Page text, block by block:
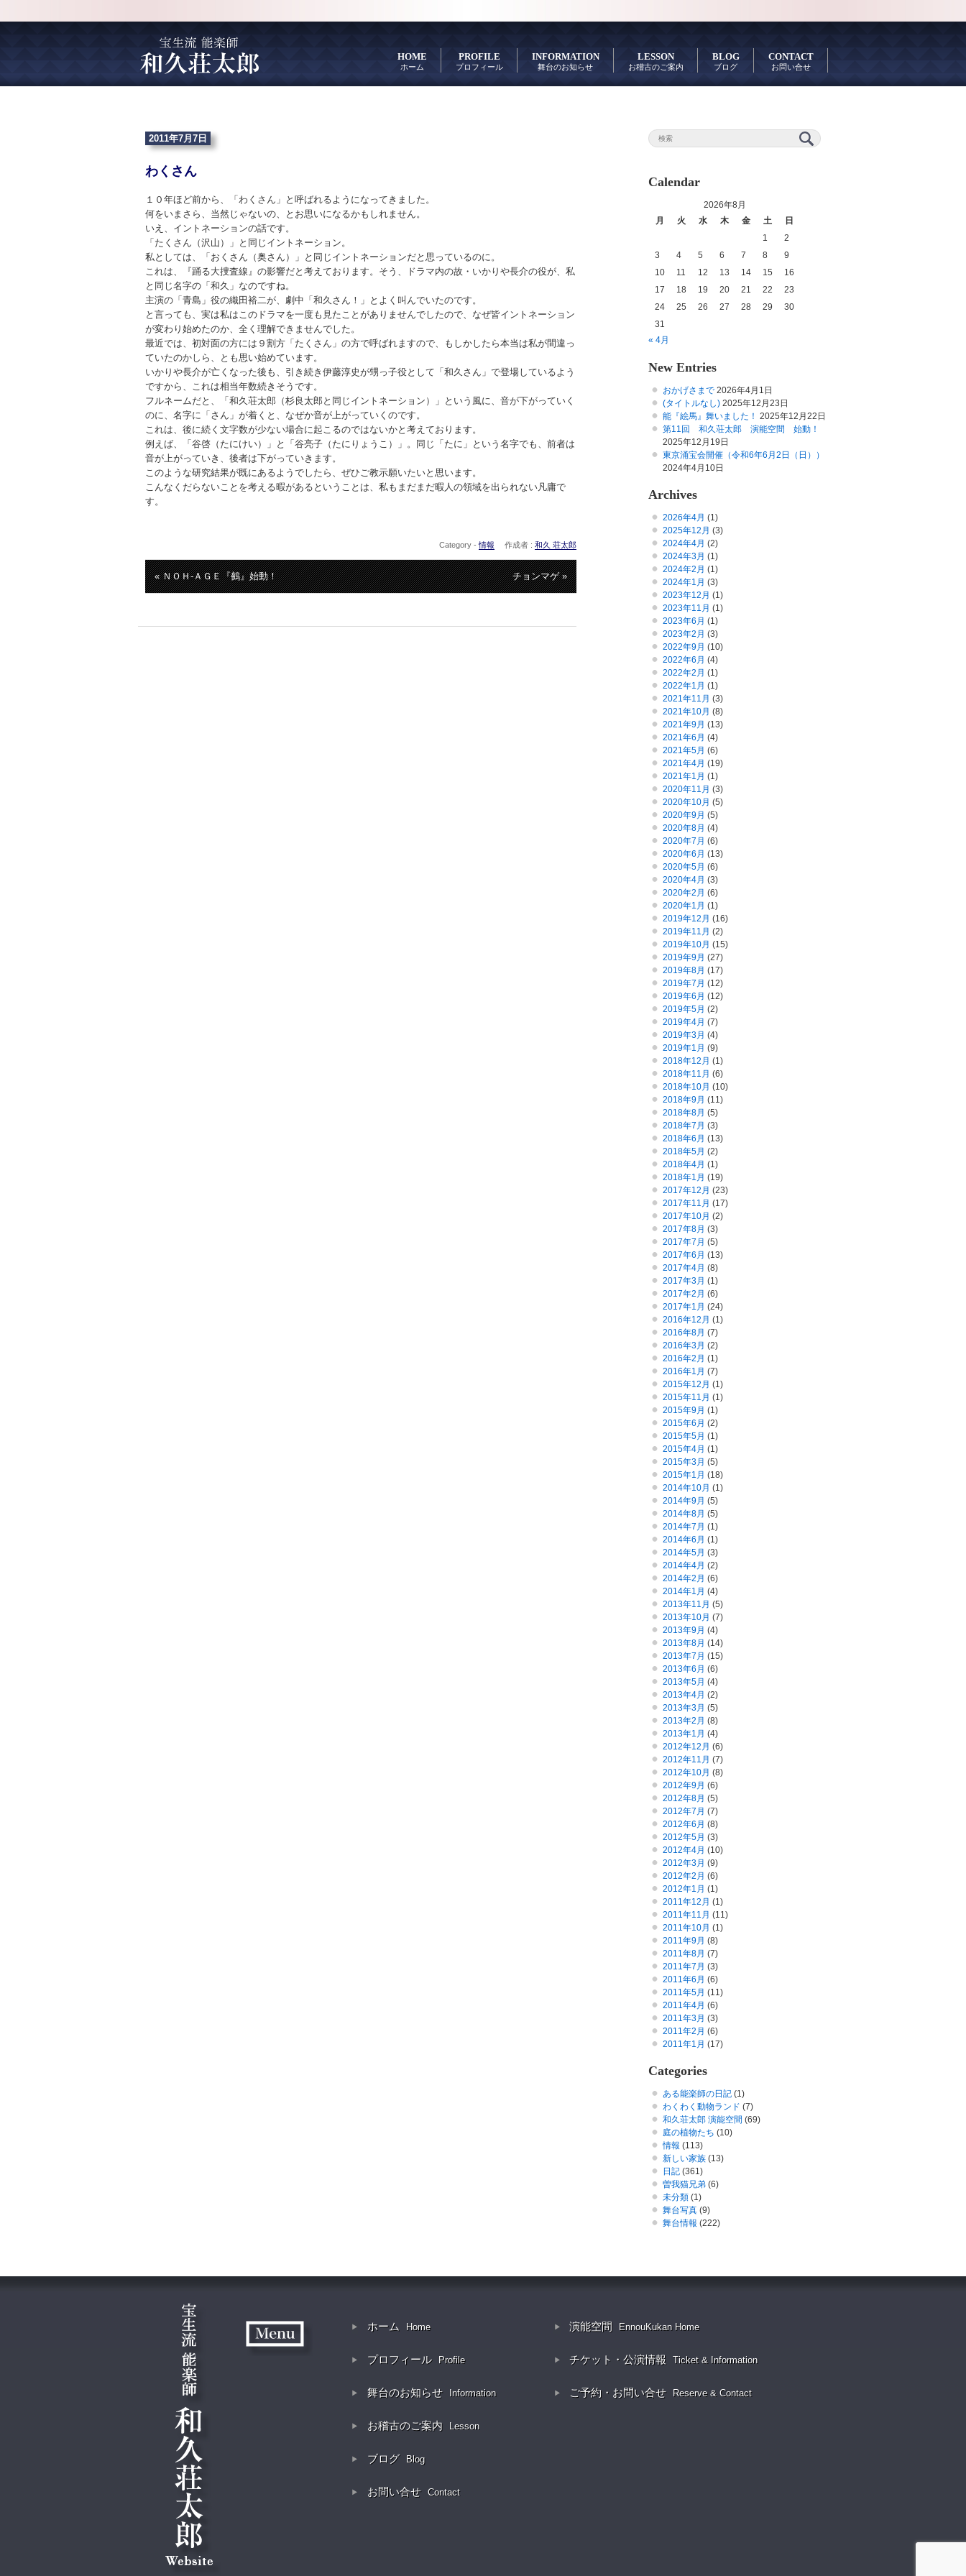
HOME
ホーム
PROFILE
プロフィール
INFORMATION
舞台のお知らせ
LESSON
お稽古のご案内
BLOG
ブログ
CONTACT
お問い合せ
2011年7月7日
わくさん
１０年ほど前から、「わくさん」と呼ばれるようになってきました。
何をいまさら、当然じゃないの、とお思いになるかもしれません。
いえ、イントネーションの話です。
「たくさん（沢山）」と同じイントネーション。
私としては、「おくさん（奥さん）」と同じイントネーションだと思っているのに。
これは、『踊る大捜査線』の影響だと考えております。そう、ドラマ内の故・いかりや長介の役が、私
と同じ名字の「和久」なのですね。
主演の「青島」役の織田裕二が、劇中「和久さん！」とよく叫んでいたのです。
と言っても、実は私はこのドラマを一度も見たことがありませんでしたので、なぜ皆イントネーション
が変わり始めたのか、全く理解できませんでした。
最近では、初対面の方には９割方「たくさん」の方で呼ばれますので、もしかしたら本当は私が間違っ
ていたのかしら、とも思い始めています。
いかりや長介が亡くなった後も、引き続き伊藤淳史が甥っ子役として「和久さん」で登場しているよう
ですから、これは相当年数続きそうです。
フルネームだと、「和久荘太郎（杉良太郎と同じイントネーション）」という風に、音が下がっていく
のに、名字に「さん」が着くと、なぜか音が上がっていくのです。
これは、後に続く文字数が少ない場合に起こるのではないかと考えております。
例えば、「谷啓（たにけい）」と「谷亮子（たにりょうこ）」。同じ「たに」という名字でも、前者は
音が上がっていき、後者は下がっていきます。
このような研究結果が既にあるようでしたら、ぜひご教示願いたいと思います。
こんなくだらないことを考える暇があるということは、私もまだまだ暇人の領域を出られない凡庸で
す。
Category -情報 作成者 : 和久 荘太郎
« ＮＯＨ-ＡＧＥ『鵺』始動！ チョンマゲ »
Calendar
2026年8月
月
火 水 木 金 土
日
1
2
3
4 5 6 7 8
9
10
11 12 13 14 15
16
17
18 19 20 21 22
23
24
25 26 27 28 29
30
31
« 4月
New Entries
おかげさまで 2026年4月1日
(タイトルなし) 2025年12月23日
能『絵馬』舞いました！ 2025年12月22日
第11回 和久荘太郎 演能空間 始動！
2025年12月19日
東京涌宝会開催（令和6年6月2日（日））
2024年4月10日
Archives
2026年4月 (1)
2025年12月 (3)
2024年4月 (2)
2024年3月 (1)
2024年2月 (1)
2024年1月 (3)
2023年12月 (1)
2023年11月 (1)
2023年6月 (1)
2023年2月 (3)
2022年9月 (10)
2022年6月 (4)
2022年2月 (1)
2022年1月 (1)
2021年11月 (3)
2021年10月 (8)
2021年9月 (13)
2021年6月 (4)
2021年5月 (6)
2021年4月 (19)
2021年1月 (1)
2020年11月 (3)
2020年10月 (5)
2020年9月 (5)
2020年8月 (4)
2020年7月 (6)
2020年6月 (13)
2020年5月 (6)
2020年4月 (3)
2020年2月 (6)
2020年1月 (1)
2019年12月 (16)
2019年11月 (2)
2019年10月 (15)
2019年9月 (27)
2019年8月 (17)
2019年7月 (12)
2019年6月 (12)
2019年5月 (2)
2019年4月 (7)
2019年3月 (4)
2019年1月 (9)
2018年12月 (1)
2018年11月 (6)
2018年10月 (10)
2018年9月 (11)
2018年8月 (5)
2018年7月 (3)
2018年6月 (13)
2018年5月 (2)
2018年4月 (1)
2018年1月 (19)
2017年12月 (23)
2017年11月 (17)
2017年10月 (2)
2017年8月 (3)
2017年7月 (5)
2017年6月 (13)
2017年4月 (8)
2017年3月 (1)
2017年2月 (6)
2017年1月 (24)
2016年12月 (1)
2016年8月 (7)
2016年3月 (2)
2016年2月 (1)
2016年1月 (7)
2015年12月 (1)
2015年11月 (1)
2015年9月 (1)
2015年6月 (2)
2015年5月 (1)
2015年4月 (1)
2015年3月 (5)
2015年1月 (18)
2014年10月 (1)
2014年9月 (5)
2014年8月 (5)
2014年7月 (1)
2014年6月 (1)
2014年5月 (3)
2014年4月 (2)
2014年2月 (6)
2014年1月 (4)
2013年11月 (5)
2013年10月 (7)
2013年9月 (4)
2013年8月 (14)
2013年7月 (15)
2013年6月 (6)
2013年5月 (4)
2013年4月 (2)
2013年3月 (5)
2013年2月 (8)
2013年1月 (4)
2012年12月 (6)
2012年11月 (7)
2012年10月 (8)
2012年9月 (6)
2012年8月 (5)
2012年7月 (7)
2012年6月 (8)
2012年5月 (3)
2012年4月 (10)
2012年3月 (9)
2012年2月 (6)
2012年1月 (1)
2011年12月 (1)
2011年11月 (11)
2011年10月 (1)
2011年9月 (8)
2011年8月 (7)
2011年7月 (3)
2011年6月 (6)
2011年5月 (11)
2011年4月 (6)
2011年3月 (3)
2011年2月 (6)
2011年1月 (17)
Categories
ある能楽師の日記 (1)
わくわく動物ランド (7)
和久荘太郎 演能空間 (69)
庭の植物たち (10)
情報 (113)
新しい家族 (13)
日記 (361)
曽我猫兄弟 (6)
未分類 (1)
舞台写真 (9)
舞台情報 (222)
ホーム Home
プロフィール Profile
舞台のお知らせ Information
お稽古のご案内 Lesson
ブログ Blog
お問い合せ Contact
演能空間 EnnouKukan Home
チケット・公演情報 Ticket & Information
ご予約・お問い合せ Reserve & Contact